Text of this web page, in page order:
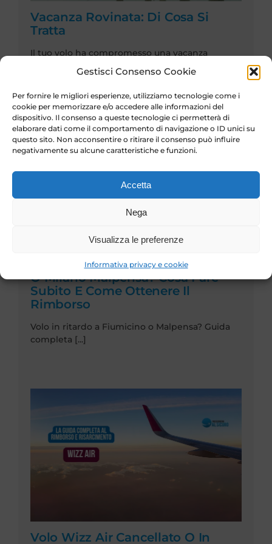
Gestisci Consenso Cookie
Per fornire le migliori esperienze, utilizziamo tecnologie come i
cookie per memorizzare e/o accedere alle informazioni del
dispositivo. Il consenso a queste tecnologie ci permetterà di
elaborare dati come il comportamento di navigazione o ID unici su
questo sito. Non acconsentire o ritirare il consenso può influire
negativamente su alcune caratteristiche e funzioni.
Accetta
Nega
Visualizza le preferenze
Informativa privacy e cookie
Vacanza Rovinata: Di Cosa Si
Tratta
Il tuo volo ha compromesso una vacanza
organizzata? Scopri [...]
Volo In Ritardo A Roma Fiumicino
O Milano Malpensa? Cosa Fare
Subito E Come Ottenere Il
Rimborso
Volo in ritardo a Fiumicino o Malpensa? Guida
completa [...]
Volo Wizz Air Cancellato O In